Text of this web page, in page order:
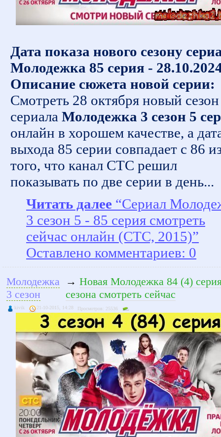
Дата показа нового сезону
Молодежка 85 серия -
Описание сюжета новой серии:
Смотреть 28 октября новый сезон
сериала Молодежка 3 сезон 5
онлайн в хорошем качестве, а
выхода 85 серии совпадает с 86
того, что канал СТС решил
показывать по две серии в день...
Читать далее “Сериал
3 сезон 5 - 85 серия смотреть
сейчас онлайн (СТС, 2015)”
Оставлено комментариев: 0
Молодежка
3 сезон
→ Новая Молодежка 84 (4)
сезона смотреть сейчас
kivik 21-10-2015, 14:28 Просмотров: 25536